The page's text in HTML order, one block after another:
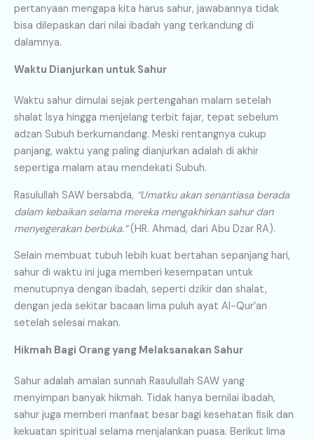
pertanyaan mengapa kita harus sahur, jawabannya tidak
bisa dilepaskan dari nilai ibadah yang terkandung di
dalamnya.
Waktu Dianjurkan untuk Sahur
Waktu sahur dimulai sejak pertengahan malam setelah
shalat Isya hingga menjelang terbit fajar, tepat sebelum
adzan Subuh berkumandang. Meski rentangnya cukup
panjang, waktu yang paling dianjurkan adalah di akhir
sepertiga malam atau mendekati Subuh.
Rasulullah SAW bersabda, “Umatku akan senantiasa berada
dalam kebaikan selama mereka mengakhirkan sahur dan
menyegerakan berbuka.”(HR. Ahmad, dari Abu Dzar RA).
Selain membuat tubuh lebih kuat bertahan sepanjang hari,
sahur di waktu ini juga memberi kesempatan untuk
menutupnya dengan ibadah, seperti dzikir dan shalat,
dengan jeda sekitar bacaan lima puluh ayat Al-Qur’an
setelah selesai makan.
Hikmah Bagi Orang yang Melaksanakan Sahur
Sahur adalah amalan sunnah Rasulullah SAW yang
menyimpan banyak hikmah. Tidak hanya bernilai ibadah,
sahur juga memberi manfaat besar bagi kesehatan fisik dan
kekuatan spiritual selama menjalankan puasa. Berikut lima